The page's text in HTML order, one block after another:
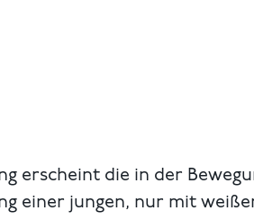
erscheint die in der
einer jungen, nur mit